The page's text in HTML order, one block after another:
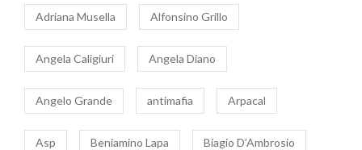
Adriana Musella Alfonsino Grillo
Angela Caligiuri Angela Diano
Angelo Grande antimafia Arpacal
Asp Beniamino Lapa Biagio D’Ambrosio